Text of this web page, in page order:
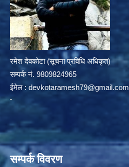
रमेश देवकोटा (सूचना प्रविधि अधिकृत)
सम्पर्क न‌ं. 9809824965
ईमेल : devkotaramesh79@gmail.com
सम्पर्क विवरण